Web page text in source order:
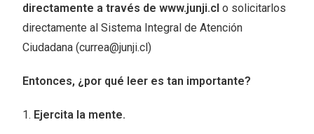
directamente a través de www.junji.clo solicitarlos
directamente al Sistema Integral de Atención
Ciudadana (currea@junji.cl)
Entonces, ¿por qué leer es tan importante?
1. Ejercita la mente.